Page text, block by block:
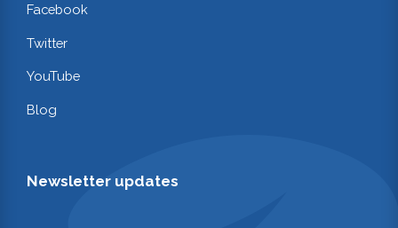
Facebook
Twitter
YouTube
Blog
Newsletter updates